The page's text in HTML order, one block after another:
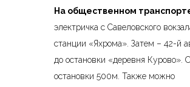
На общественном
электричка с Савеловского
станции «Яхрома». Затем – 42-й
до остановки «деревня Курово».
остановки 500м. Также можно